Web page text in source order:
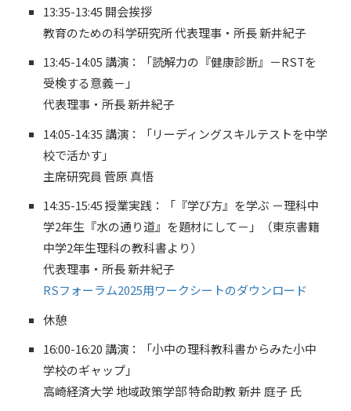
13:35-13:45 開会挨拶
教育のための科学研究所 代表理事・所長 新井紀子
13:45-14:05 講演：「読解力の『健康診断』－RSTを
受検する意義－」
代表理事・所長 新井紀子
14:05-14:35 講演：「リーディングスキルテストを中学
校で活かす」
主席研究員 菅原 真悟
14:35-15:45 授業実践：「『学び方』を学ぶ －理科中
学2年生『水の通り道』を題材にして－」（東京書籍
中学2年生理科の教科書より）
代表理事・所長 新井紀子
RSフォーラム2025用ワークシートのダウンロード
休憩
16:00-16:20 講演：「小中の理科教科書からみた小中
学校のギャップ」
高崎経済大学 地域政策学部 特命助教 新井 庭子 氏